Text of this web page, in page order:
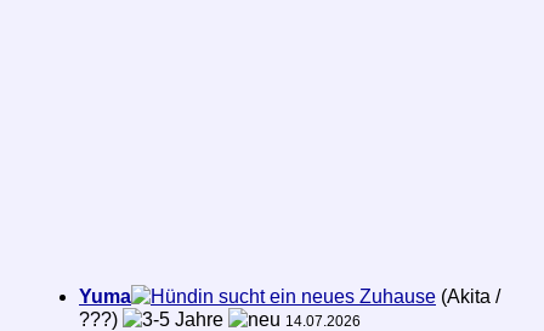
Yuma sucht ein neues Zuhause (Akita /
???)
14.07.2026